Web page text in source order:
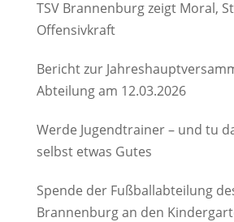
TSV Brannenburg zeigt Moral,
Offensivkraft
Bericht zur
Abteilung am 12.03.2026
Werde Jugendtrainer – und tu
selbst etwas Gutes
Spende der Fußballabteilung
Brannenburg an den